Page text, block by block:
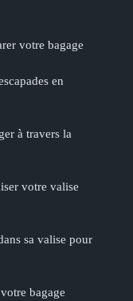
votre bagage
en
à travers la
votre valise
sa valise pour
bagage